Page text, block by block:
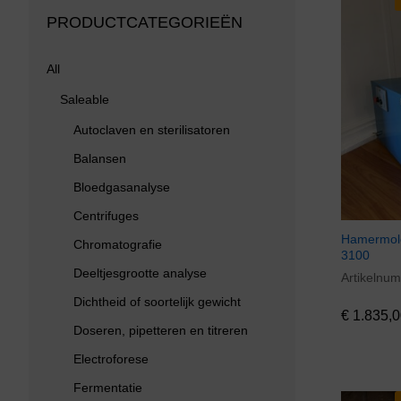
3100
€
€
PRODUCTCATEGORIEËN
All
Saleable
Autoclaven en sterilisatoren
Balansen
Bloedgasanalyse
Centrifuges
Chromatografie
Deeltjesgrootte analyse
Dichtheid of soortelijk gewicht
Doseren, pipetteren en titreren
Electroforese
Fermentatie